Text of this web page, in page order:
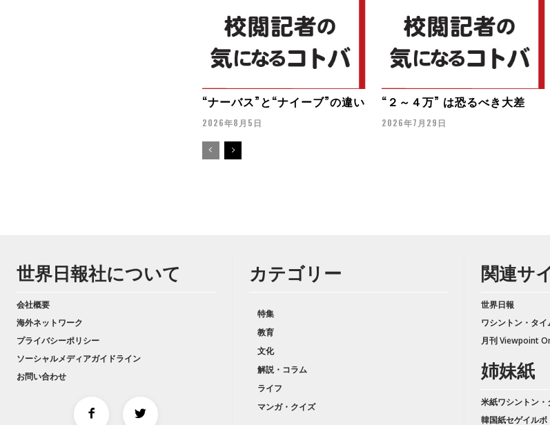
“ナーバス”と“ナイーブ”の違い
2026年8月5日
“２～４万” は恐るべき大差
2026年7月29日
世界日報社について
会社概要
海外ネットワーク
プライバシーポリシー
ソーシャルメディアガイドライン
お問い合わせ
カテゴリー
特集
教育
文化
解説・コラム
ライフ
マンガ・クイズ
関連サ
世界日報
ワシントン・タ
月刊 Viewpoint
姉妹紙
米紙ワシントン・
韓国紙セゲイルボ